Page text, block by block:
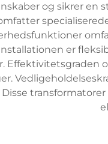
og sikrer en
er
Effektivitetsgraden